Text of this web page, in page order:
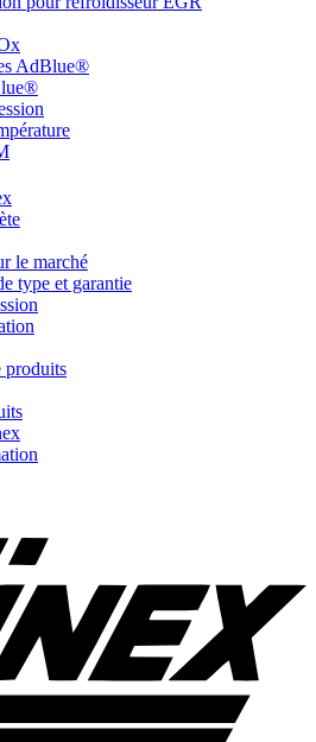
AdBlue®
le marché
type et garantie
produits